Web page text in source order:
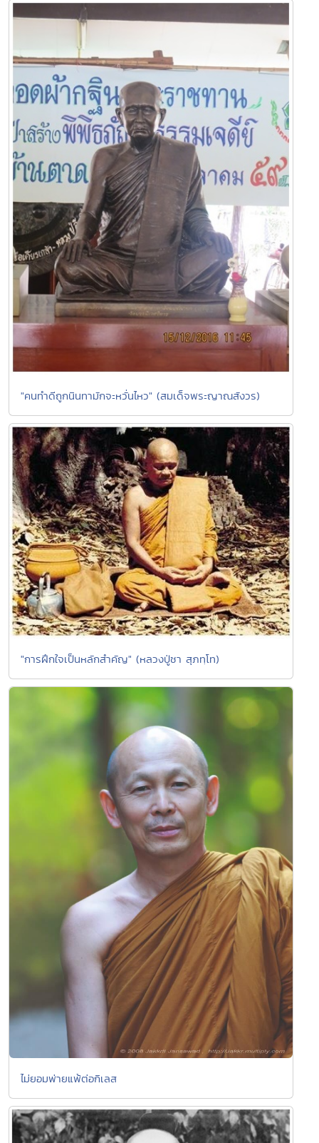
"คนทำดีถูกนินทามักจะหวั่นไหว" (สมเด็จพระญาณสังวร)
"การฝึกใจเป็นหลักสำคัญ" (หลวงปู่ชา สุภทฺโท)
ไม่ยอมพ่ายแพ้ต่อกิเลส